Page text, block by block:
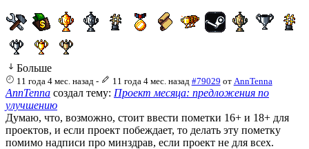
Больше
11 года 4 мес. назад - 11 года 4 мес. назад #79029 от AnnTenna
AnnTenna создал тему: Проект месяца: предложения по
улучшению
Думаю, что, возможно, стоит ввести пометки 16+ и 18+ для
проектов, и если проект побеждает, то делать эту пометку
помимо надписи про минздрав, если проект не для всех.